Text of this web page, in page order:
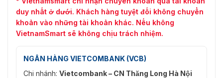
duy nhất ở dưới. Khách hàng tuyệt đối không chuyển
khoản vào những tài khoản khác. Nếu không
VietnamSmart sẽ không chịu trách nhiệm.
NGÂN HÀNG VIETCOMBANK (VCB)
Chi nhánh: Vietcombank – CN Thăng Long Hà Nội